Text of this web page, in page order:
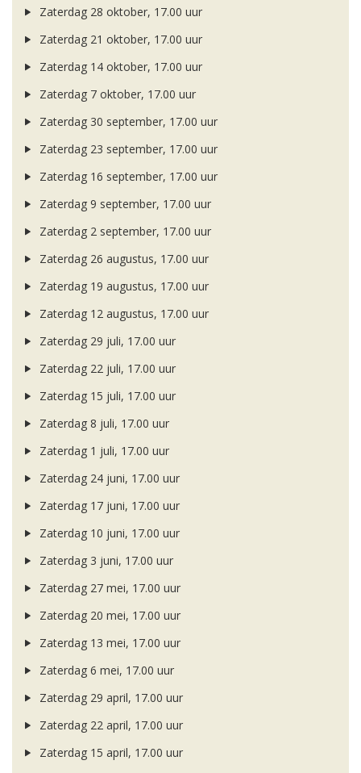
Zaterdag 28 oktober, 17.00 uur
Zaterdag 21 oktober, 17.00 uur
Zaterdag 14 oktober, 17.00 uur
Zaterdag 7 oktober, 17.00 uur
Zaterdag 30 september, 17.00 uur
Zaterdag 23 september, 17.00 uur
Zaterdag 16 september, 17.00 uur
Zaterdag 9 september, 17.00 uur
Zaterdag 2 september, 17.00 uur
Zaterdag 26 augustus, 17.00 uur
Zaterdag 19 augustus, 17.00 uur
Zaterdag 12 augustus, 17.00 uur
Zaterdag 29 juli, 17.00 uur
Zaterdag 22 juli, 17.00 uur
Zaterdag 15 juli, 17.00 uur
Zaterdag 8 juli, 17.00 uur
Zaterdag 1 juli, 17.00 uur
Zaterdag 24 juni, 17.00 uur
Zaterdag 17 juni, 17.00 uur
Zaterdag 10 juni, 17.00 uur
Zaterdag 3 juni, 17.00 uur
Zaterdag 27 mei, 17.00 uur
Zaterdag 20 mei, 17.00 uur
Zaterdag 13 mei, 17.00 uur
Zaterdag 6 mei, 17.00 uur
Zaterdag 29 april, 17.00 uur
Zaterdag 22 april, 17.00 uur
Zaterdag 15 april, 17.00 uur